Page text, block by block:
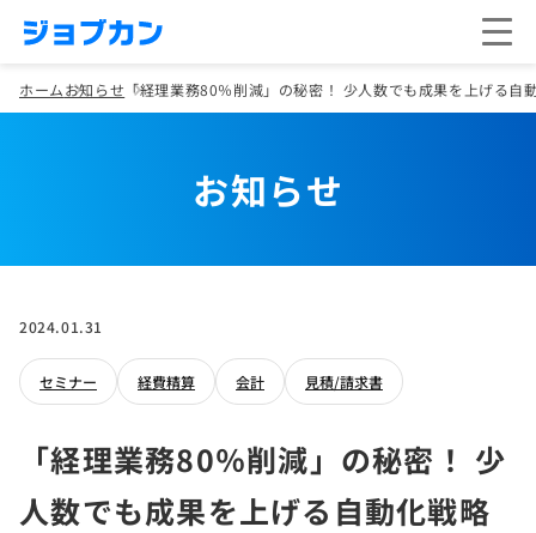
ホームお知らせ 「経理業務80％削減」の秘密！ 少人数でも成果を上げる自
お知らせ
2024.01.31
セミナー 経費精算 会計 見積/請求書
「経理業務80％削減」の秘密！ 少
人数でも成果を上げる自動化戦略